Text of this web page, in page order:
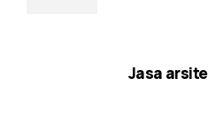
Jasa